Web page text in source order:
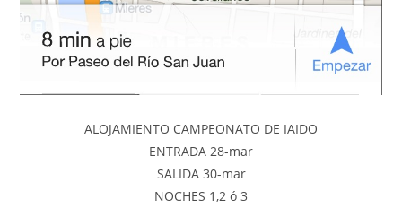
ALOJAMIENTO CAMPEONATO DE IAIDO
ENTRADA 28-mar
SALIDA 30-mar
NOCHES 1,2 ó 3